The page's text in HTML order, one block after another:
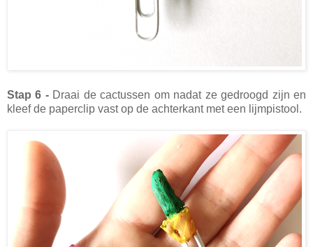
Stap 6 -Draai de cactussen om nadat ze gedroogd zijn en
kleef de paperclip vast op de achterkant met een lijmpistool.